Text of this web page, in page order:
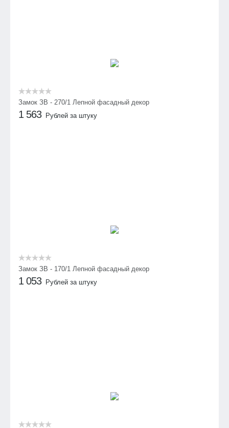
Замок ЗВ - 270/1 Лепной фасадный декор
1 563 Рублей за штуку
Замок ЗВ - 170/1 Лепной фасадный декор
1 053 Рублей за штуку